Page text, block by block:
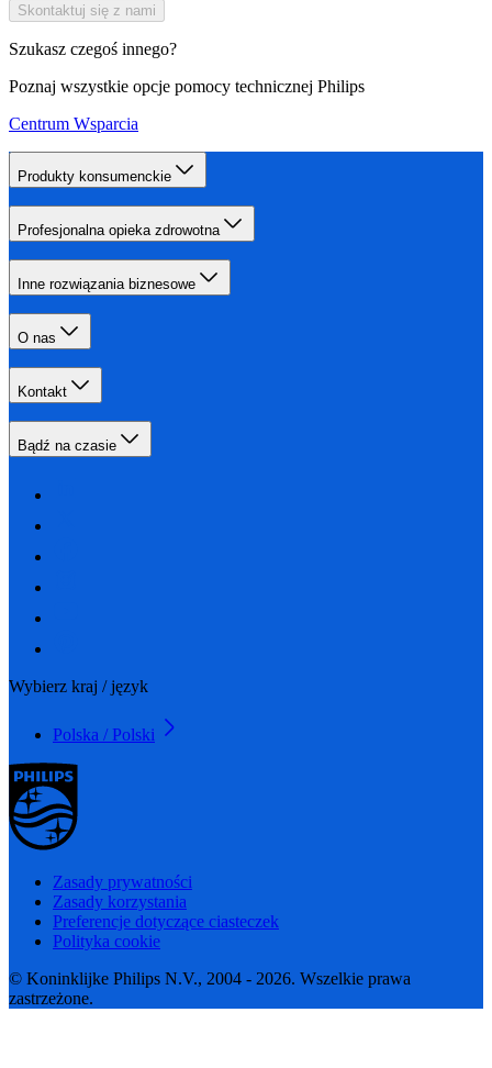
Skontaktuj się z nami
Szukasz czegoś innego?
Poznaj wszystkie opcje pomocy technicznej Philips
Centrum Wsparcia
Produkty konsumenckie
Profesjonalna opieka zdrowotna
Inne rozwiązania biznesowe
O nas
Kontakt
Bądź na czasie
Wybierz kraj / język
Polska / Polski
Zasady prywatności
Zasady korzystania
Preferencje dotyczące ciasteczek
Polityka cookie
© Koninklijke Philips N.V., 2004 - 2026. Wszelkie prawa
zastrzeżone.